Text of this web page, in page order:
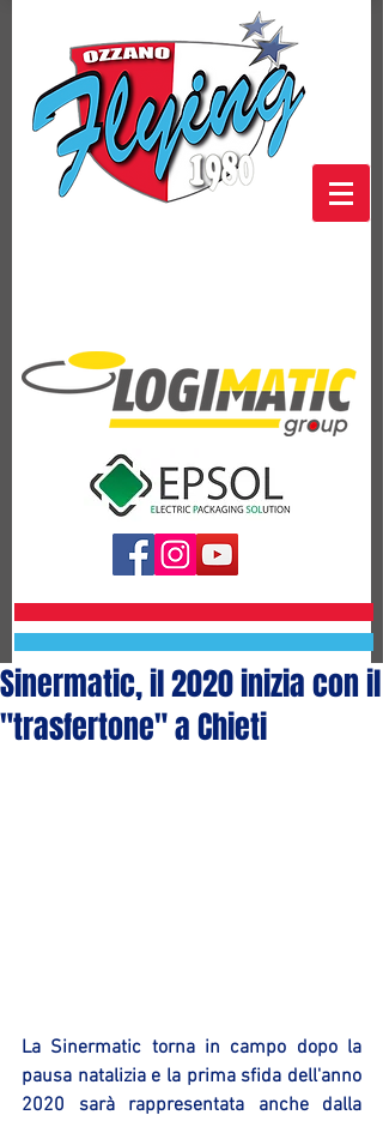
Sinermatic, il 2020 inizia con il
"trasfertone" a Chieti
La Sinermatic torna in campo dopo la
pausa natalizia e la prima sfida dell'anno
2020 sarà rappresentata anche dalla